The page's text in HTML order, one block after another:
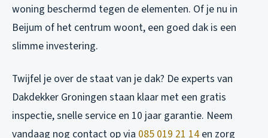
woning beschermd tegen de elementen. Of je nu in
Beijum of het centrum woont, een goed dak is een
slimme investering.
Twijfel je over de staat van je dak? De experts van
Dakdekker Groningen staan klaar met een gratis
inspectie, snelle service en 10 jaar garantie. Neem
vandaag nog contact op via 085 019 21 14 en zorg